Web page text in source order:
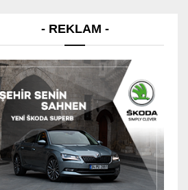
- REKLAM -